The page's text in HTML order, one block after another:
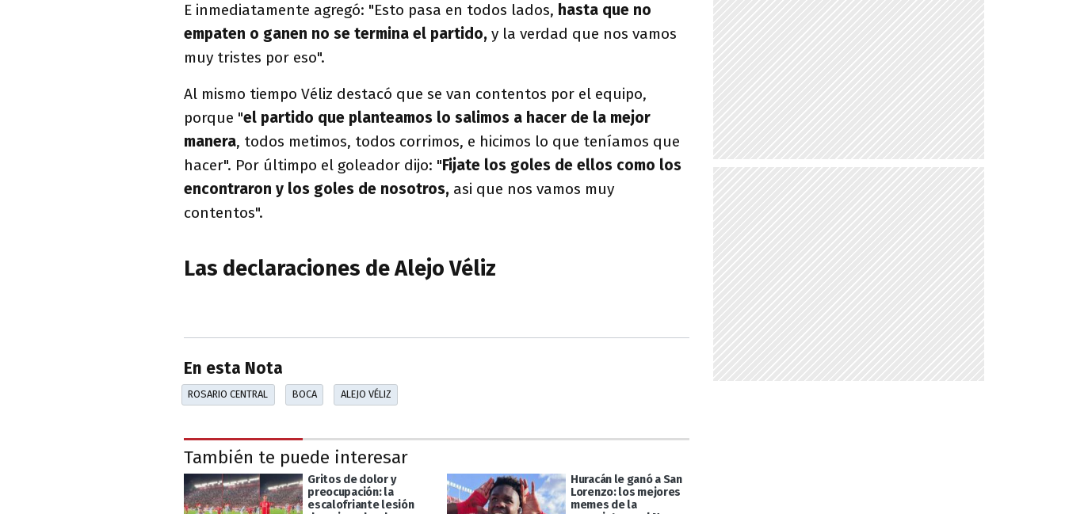
E inmediatamente agregó: "Esto pasa en todos lados, hasta que no
empaten o ganen no se termina el partido, y la verdad que nos vamos
muy tristes por eso".
Al mismo tiempo Véliz destacó que se van contentos por el equipo,
porque "el partido que planteamos lo salimos a hacer de la mejor
manera, todos metimos, todos corrimos, e hicimos lo que teníamos que
hacer". Por últimpo el goleador dijo: "Fijate los goles de ellos como los
encontraron y los goles de nosotros, asi que nos vamos muy
contentos".
Las declaraciones de Alejo Véliz
En esta Nota
ROSARIO CENTRAL BOCA ALEJO VÉLIZ
También te puede interesar
Gritos de dolor y
preocupación: la
escalofriante lesión
Huracán le ganó a San
Lorenzo: los mejores
memes de la